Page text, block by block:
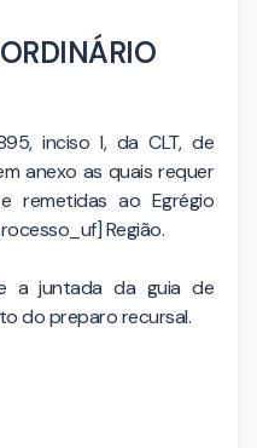
inciso I, da CLT, de
anexo as quais requer
remetidas ao Egrégio
Região.
a juntada da guia de
do preparo recursal.